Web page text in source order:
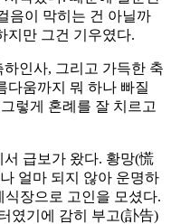
음이 막히는 건 아닐까
지만 그건 기우였다.
인사, 그리고 가득한 축
다움까지 뭐 하나 빠질
렇게 혼례를 잘 치르고
급보가 왔다. 황망(慌
얼마 되지 않아 운명하
식장으로 고인을 모셨다.
였기에 감히 부고(訃告)